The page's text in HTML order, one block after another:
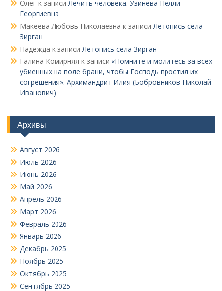
Олег к записиЛечить человека. Узинева Нелли
Георгиевна
Макеева Любовь Николаевна к записиЛетопись села
Зирган
Надежда к записиЛетопись села Зирган
Галина Комирняя к записи «Помните и молитесь за всех
убиенных на поле брани, чтобы Господь простил их
согрешения». Архимандрит Илия (Бобровников Николай
Иванович)
Архивы
Август 2026
Июль 2026
Июнь 2026
Май 2026
Апрель 2026
Март 2026
Февраль 2026
Январь 2026
Декабрь 2025
Ноябрь 2025
Октябрь 2025
Сентябрь 2025